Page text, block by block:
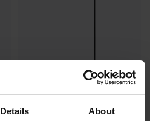
Details About
LUCIDE